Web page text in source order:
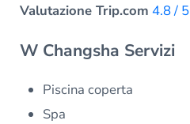
Valutazione Trip.com 4.8 / 5
W Changsha Servizi
Piscina coperta
Spa